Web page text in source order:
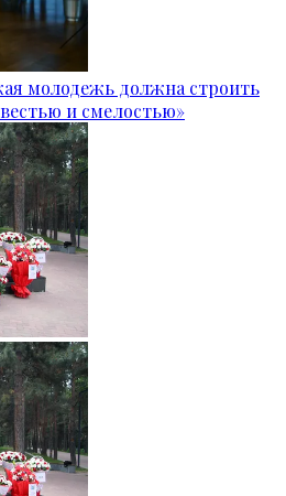
молодежь должна строить
и смелостью»